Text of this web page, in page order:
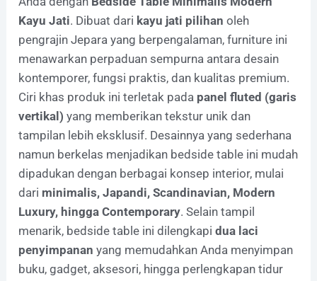
Kayu Jati. Dibuat dari kayu jati pilihan oleh
pengrajin Jepara yang berpengalaman, furniture ini
menawarkan perpaduan sempurna antara desain
kontemporer, fungsi praktis, dan kualitas premium.
Ciri khas produk ini terletak pada panel fluted (garis
vertikal) yang memberikan tekstur unik dan
tampilan lebih eksklusif. Desainnya yang sederhana
namun berkelas menjadikan bedside table ini mudah
dipadukan dengan berbagai konsep interior, mulai
dari minimalis, Japandi, Scandinavian, Modern
Luxury, hingga Contemporary. Selain tampil
menarik, bedside table ini dilengkapidua laci
penyimpanan yang memudahkan Anda menyimpan
buku, gadget, aksesori, hingga perlengkapan tidur